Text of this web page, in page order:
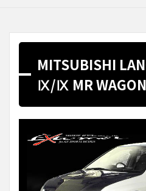
MITSUBISHI
Ⅸ/Ⅸ MR